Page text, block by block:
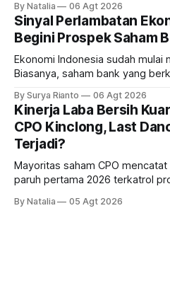
masih menarik dilirik?
By Natalia 06 Agt 2026
Sinyal Perlambatan
Begini Prospek Saham
Ekonomi Indonesia sudah mulai
Biasanya, saham bank yang
bank ke depannya?
By Surya Rianto 06 Agt 2026
Kinerja Laba Bersih
CPO Kinclong, Last
Terjadi?
Mayoritas saham CPO
paruh pertama 2026 terkatrol
diprediksi semakin terlihat
By Natalia 05 Agt 2026